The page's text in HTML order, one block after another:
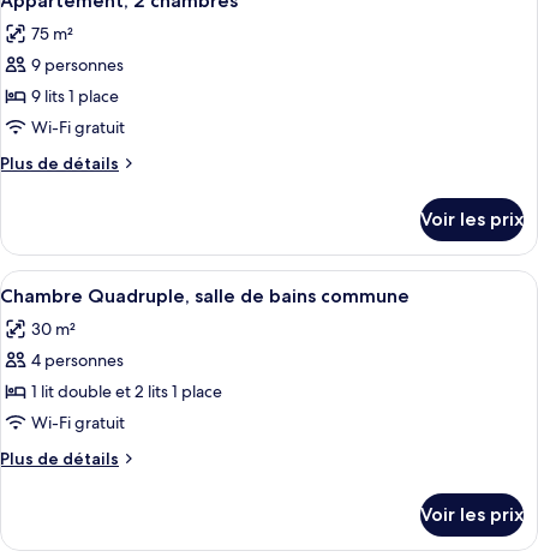
lits
chambre
Chambre,
plusieurs
toutes
les
photos
pour
ce
type
de
Appartement,
chambres
75 m²
9 personnes
9 lits 1 place
Wi-Fi gratuit
Plus de détails
Plus
le
type
de
Appartement,
2
Voir les prix
Afficher
toutes
les
photos
pour
ce
type
de
Chambre
Une chambre avec un grand lit, un
5
Chambre Quadruple, salle de bains commune
30 m²
4 personnes
1 lit double et 2 lits 1 place
Wi-Fi gratuit
Plus de détails
Plus
le
Voir les prix